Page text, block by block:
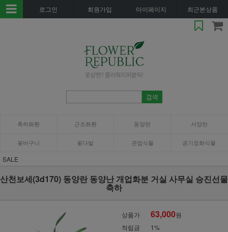
로그인 회원가입 마이페이지 최근본상품
축하화환 근조화환 동양란 서양란
꽃바구니 꽃다발 관엽식물 공기정화식물
SALE
산천보세(3d170) 동양란 동양난 개업화분 거실 사무실 승진선물
축하
상품가 63,000원
적립금
1%